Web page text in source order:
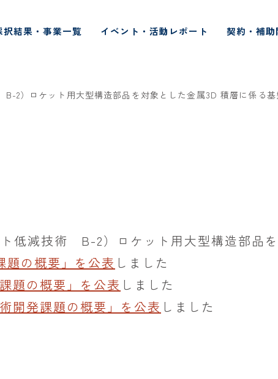
択結果・事業一覧 イベント・活動レポート 契約・補助
2）ロケット用大型構造部品を対象とした金属3D 積層に係る
低減技術 B-2）ロケット用大型構造部品
題の概要」を公表 しました
題の概要」を公表 しました
術開発課題の概要」を公表 しました